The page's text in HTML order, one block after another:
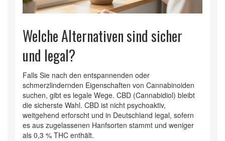
Welche Alternativen sind sicher
und legal?
Falls Sie nach den entspannenden oder
schmerzlindernden Eigenschaften von Cannabinoiden
suchen, gibt es legale Wege. CBD (Cannabidiol) bleibt
die sicherste Wahl. CBD ist nicht psychoaktiv,
weitgehend erforscht und in Deutschland legal, sofern
es aus zugelassenen Hanfsorten stammt und weniger
als 0,3 % THC enthält.